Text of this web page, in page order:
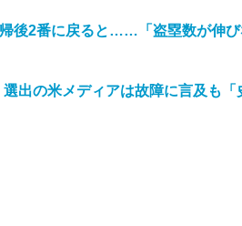
後2番に戻ると……「盗塁数が伸
出の米メディアは故障に言及も「